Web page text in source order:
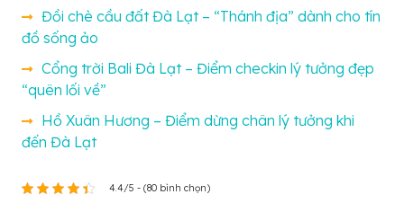
Đồi chè cầu đất Đà Lạt – “Thánh địa” dành cho tín
đồ sống ảo
Cổng trời Bali Đà Lạt – Điểm checkin lý tưởng đẹp
“quên lối về”
Hồ Xuân Hương – Điểm dừng chân lý tưởng khi
đến Đà Lạt
4.4/5 - (80 bình chọn)